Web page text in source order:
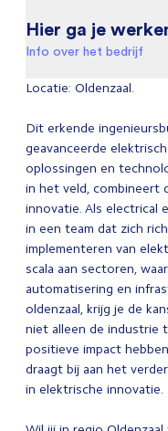
Hier ga je
Info over het bedrijf
Locatie: Oldenzaal.
Dit erkende
geavanceerde
oplossingen en
in het veld, combineert
innovatie. Als electrical
in een team dat zich
implementeren van
scala aan sectoren,
automatisering en
oldenzaal, krijg je de
niet alleen de industrie
positieve impact
draagt bij aan het
in elektrische innovatie.